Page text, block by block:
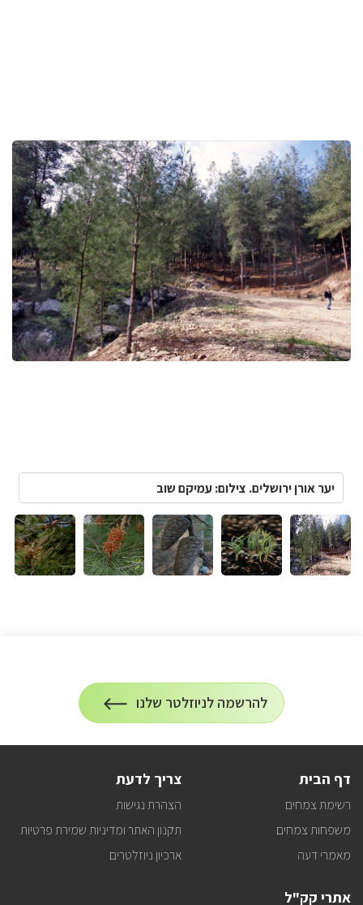
יער אורן ירושלים. צילום: עמיקם שוב
הרשמה
להרשמה לניוזלטר שלנו
על
הרשמה
דף הבית
רשימת צמחים
משפחות צמחים
מאמרי דעה
צריך לדעת
הצהרת נגישות
תקנון האתר ומדיניות שמירת פרטיות
ארכיון ניוזלטרים
אתרי קק"ל